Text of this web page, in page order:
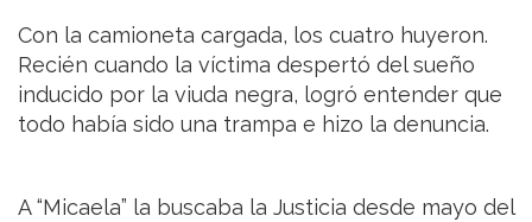
Con la camioneta cargada, los cuatro huyeron.
Recién cuando la víctima despertó del sueño
inducido por la viuda negra, logró entender que
todo había sido una trampa e hizo la denuncia.
A “Micaela” la buscaba la Justicia desde mayo del